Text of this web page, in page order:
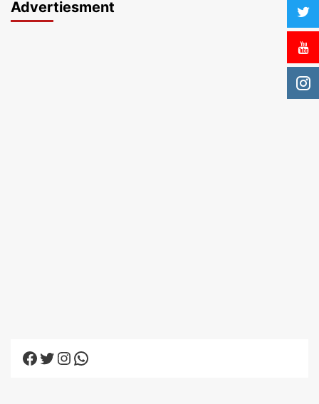
Advertiesment
Facebook
Twitter
Instagram
WhatsApp